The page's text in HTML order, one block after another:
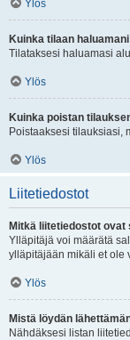
Ylös
Kuinka tilaan
Tilataksesi haluamasi
Ylös
Kuinka poistan
Poistaaksesi tilauksiasi,
Ylös
Liitetiedostot
Mitkä liitetiedostot ovat
Ylläpitäjä voi määrätä
ylläpitäjään mikäli et ole
Ylös
Mistä löydän
Nähdäksesi listan